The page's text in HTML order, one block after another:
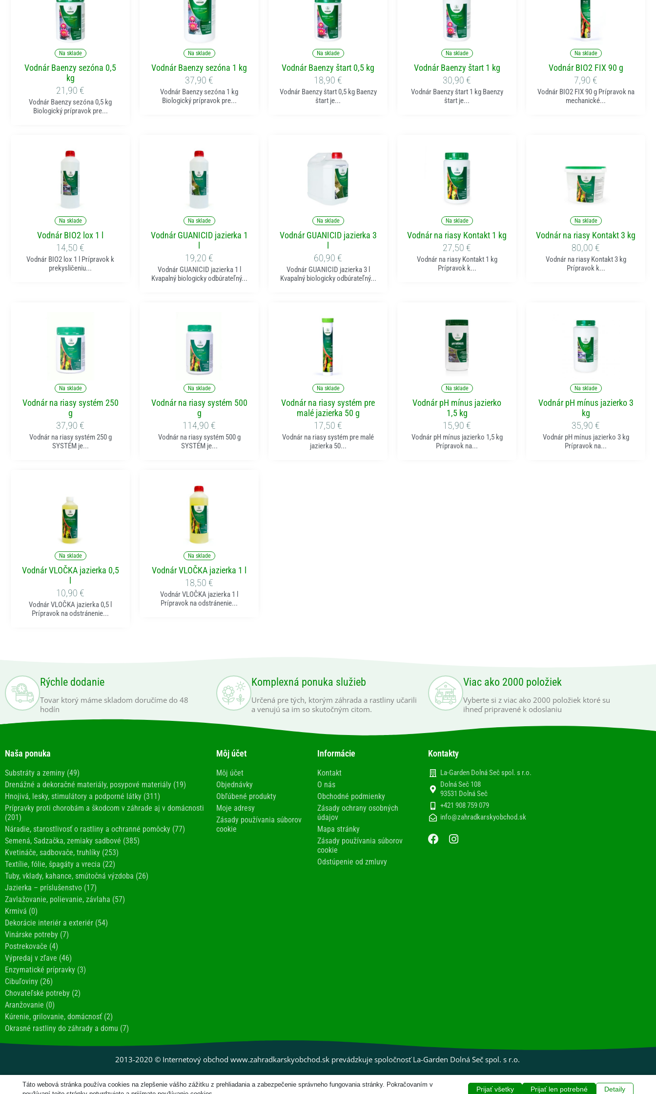
Pridať do košíka
Na sklade
Vodnár Baenzy sezóna 0,5
kg
21,90 €
Vodnár Baenzy sezóna 0,5 kg
Biologický prípravok pre...
Pridať do košíka
Na sklade
Vodnár Baenzy sezóna 1 kg
37,90 €
Vodnár Baenzy sezóna 1 kg
Biologický prípravok pre...
Pridať do košíka
Na sklade
Vodnár Baenzy štart 0,5 kg
18,90 €
Vodnár Baenzy štart 0,5 kg Baenzy
štart je...
Pridať do košíka
Na sklade
Vodnár Baenzy štart 1 kg
30,90 €
Vodnár Baenzy štart 1 kg Baenzy
štart je...
Pridať do košíka
Na sklade
Vodnár BIO2 FIX 90 g
7,90 €
Vodnár BIO2 FIX 90 g Prípravok na
mechanické...
Pridať do košíka
Na sklade
Vodnár BIO2 lox 1 l
14,50 €
Vodnár BIO2 lox 1 l Prípravok k
prekysličeniu...
Pridať do košíka
Na sklade
Vodnár GUANICID jazierka 1
19,20 €
Vodnár GUANICID jazierka 1 l
Kvapalný biologicky odbúrateľný...
Pridať do košíka
Na sklade
Vodnár GUANICID jazierka 3
60,90 €
Vodnár GUANICID jazierka 3 l
Kvapalný biologicky odbúrateľný...
Pridať do košíka
Na sklade
Vodnár na riasy Kontakt 1 kg
27,50 €
Vodnár na riasy Kontakt 1 kg
Prípravok k...
Na sklade
Vodnár na riasy Kontakt 3 kg
80,00 €
Vodnár na riasy Kontakt 3 kg
Prípravok k...
Pridať do košíka
Na sklade
Vodnár na riasy systém 250
g
37,90 €
Vodnár na riasy systém 250 g
SYSTÉM je...
Pridať do košíka
Na sklade
Vodnár na riasy systém 500
g
114,90 €
Vodnár na riasy systém 500 g
SYSTÉM je...
Pridať do košíka
Na sklade
Vodnár na riasy systém pre
malé jazierka 50 g
17,50 €
Vodnár na riasy systém pre malé
jazierka 50...
Na sklade
Vodnár pH mínus jazierko
1,5 kg
15,90 €
Vodnár pH mínus jazierko 1,5 kg
Prípravok na...
Na sklade
Vodnár pH mínus jazierko 3
kg
35,90 €
Vodnár pH mínus jazierko 3 kg
Prípravok na...
Pridať do košíka
Na sklade
Vodnár VLOČKA jazierka 0,5
10,90 €
Vodnár VLOČKA jazierka 0,5 l
Prípravok na odstránenie...
Pridať do košíka
Na sklade
Vodnár VLOČKA jazierka 1 l
18,50 €
Vodnár VLOČKA jazierka 1 l
Prípravok na odstránenie...
Rýchle dodanie
Tovar ktorý máme skladom doručíme do 48
hodín
Komplexná ponuka služieb
Určená pre tých, ktorým záhrada a rastliny učarili
a venujú sa im so skutočným citom.
Viac ako 2000 položiek
Vyberte si z viac ako 2000 položiek ktoré su
ihneď pripravené k odoslaniu
Naša ponuka
Substráty a zeminy (49)
Drenážné a dekoračné materiály, posypové materiály (19)
Hnojivá, lesky, stimulátory a podporné látky (311)
Prípravky proti chorobám a škodcom v záhrade aj v domácnosti
(201)
Náradie, starostlivosť o rastliny a ochranné pomôcky (77)
Semená, Sadzačka, zemiaky sadbové (385)
Kvetináče, sadbovače, truhlíky (253)
Textílie, fólie, špagáty a vrecia (22)
Tuby, vklady, kahance, smútočná výzdoba (26)
Jazierka – príslušenstvo (17)
Zavlažovanie, polievanie, závlaha (57)
Krmivá (0)
Dekorácie interiér a exteriér (54)
Vinárske potreby (7)
Postrekovače (4)
Výpredaj v zľave (46)
Enzymatické prípravky (3)
Cibuľoviny (26)
Chovateľské potreby (2)
Aranžovanie (0)
Kúrenie, grilovanie, domácnosť (2)
Okrasné rastliny do záhrady a domu (7)
Môj účet
Môj účet
Objednávky
Obľúbené produkty
Moje adresy
Zásady používania súborov
cookie
Informácie
Kontakt
O nás
Obchodné podmienky
Zásady ochrany osobných
údajov
Mapa stránky
Zásady používania súborov
cookie
Odstúpenie od zmluvy
Kontakty
La-Garden Dolná Seč spol. s r.o.
Dolná Seč 108
93531 Dolná Seč
+421 908 759 079
info@zahradkarskyobchod.sk
F
a
I
n
2013-2020 © Internetový obchod www.zahradkarskyobchod.sk prevádzkuje spoločnosť La-Garden Dolná Seč spol. s r.o.
Zo ♥ vytvorila spoločnosť
Táto webová stránka používa cookies na zlepšenie vášho zážitku z prehliadania a zabezpečenie správneho fungovania stránky. Pokračovaním v
Prijať všetky Prijať len potrebné Detaily